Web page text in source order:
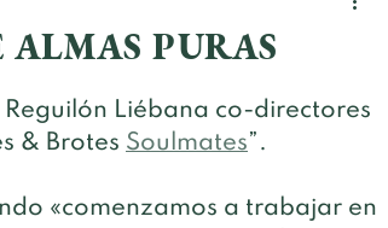
ALMAS PURAS
Liébana co-directores
& Brotes Soulmates”.
«comenzamos a trabajar en